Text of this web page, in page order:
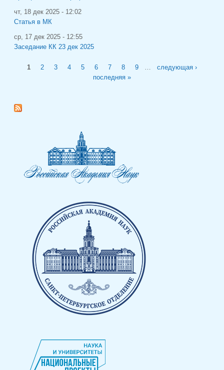
чт, 18 дек 2025 - 12:02
Статья в МК
ср, 17 дек 2025 - 12:55
Заседание КК 23 дек 2025
Страницы
1 2 3 4 5 6 7 8 9 …
следующая ›
последняя »